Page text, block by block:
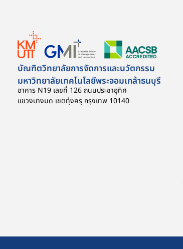
บัณฑิตวิทยาลัยการจัดการและนวัตกรรม
มหาวิทยาลัยเทคโนโลยีพระจอมเกล้าธนบุรี
อาคาร N19 เลขที่ 126 ถนนประชาอุทิศ
แขวงบางมด เขตทุ่งครุ กรุงเทพ 10140